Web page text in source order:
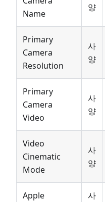
Name
양
Primary
Camera
Resolution
사
양
Primary
Camera
Video
사
양
Video
Cinematic
Mode
사
양
Apple
사